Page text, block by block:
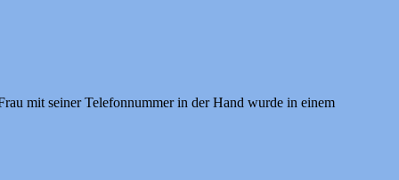
mit seiner Telefonnummer in der Hand wurde in einem